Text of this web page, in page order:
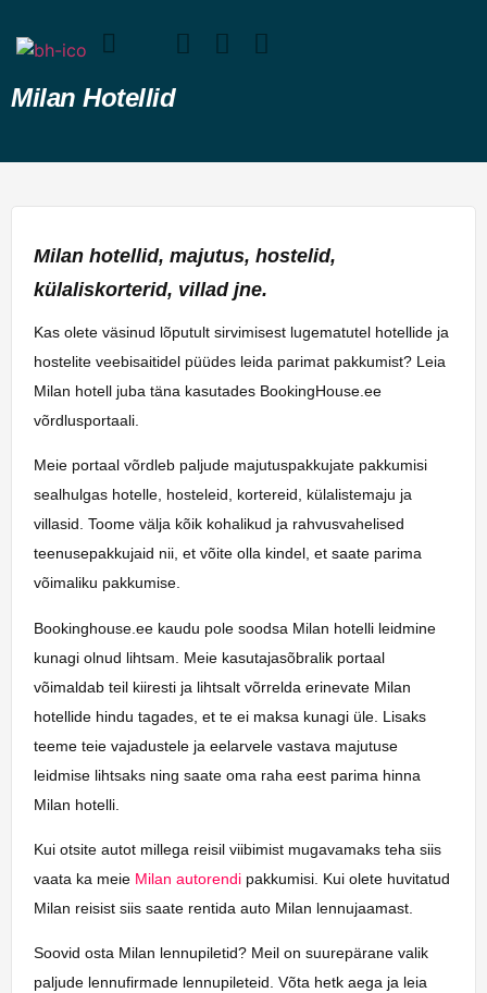
Milan Hotellid
Milan hotellid, majutus, hostelid,
külaliskorterid, villad jne.
Kas olete väsinud lõputult sirvimisest lugematutel hotellide ja
hostelite veebisaitidel püüdes leida parimat pakkumist? Leia
Milan hotell juba täna kasutades BookingHouse.ee
võrdlusportaali.
Meie portaal võrdleb paljude majutuspakkujate pakkumisi
sealhulgas hotelle, hosteleid, kortereid, külalistemaju ja
villasid. Toome välja kõik kohalikud ja rahvusvahelised
teenusepakkujaid nii, et võite olla kindel, et saate parima
võimaliku pakkumise.
Bookinghouse.ee kaudu pole soodsa Milan hotelli leidmine
kunagi olnud lihtsam. Meie kasutajasõbralik portaal
võimaldab teil kiiresti ja lihtsalt võrrelda erinevate Milan
hotellide hindu tagades, et te ei maksa kunagi üle. Lisaks
teeme teie vajadustele ja eelarvele vastava majutuse
leidmise lihtsaks ning saate oma raha eest parima hinna
Milan hotelli.
Kui otsite autot millega reisil viibimist mugavamaks teha siis
vaata ka meie Milan autorendi pakkumisi. Kui olete huvitatud
Milan reisist siis saate rentida auto Milan lennujaamast.
Soovid osta Milan lennupiletid? Meil on suurepärane valik
paljude lennufirmade lennupileteid. Võta hetk aega ja leia